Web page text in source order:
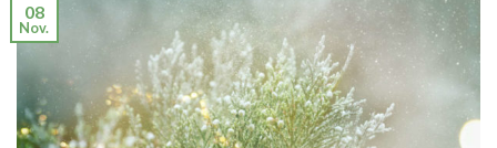
08
Nov.